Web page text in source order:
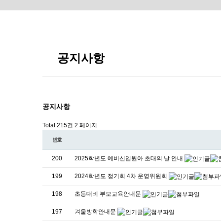
공지사항
공지사항
Total 215건 2 페이지
번호
200 2025학년도 예비신입원아 초대의 날 안내
199 2024학년도 정기회 4차 운영위원회
198 초등대비 부모교육안내문
197 겨울방학안내문